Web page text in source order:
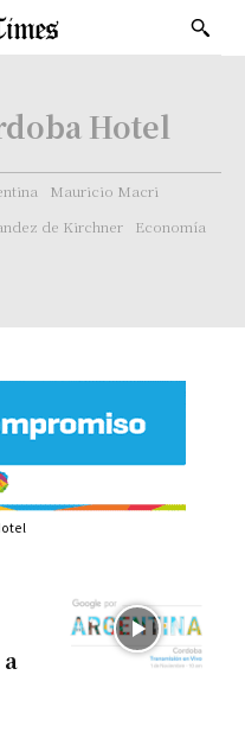
Hotel
Mauricio Macri
de Kirchner
Economía